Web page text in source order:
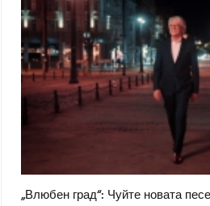
„Влюбен град“: Чуйте новата